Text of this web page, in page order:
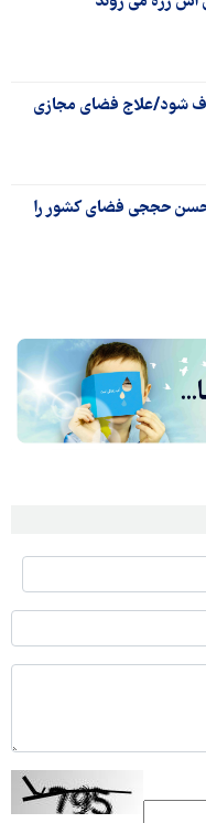
شود/علاج فضای مجازی
حججی فضای کشور را